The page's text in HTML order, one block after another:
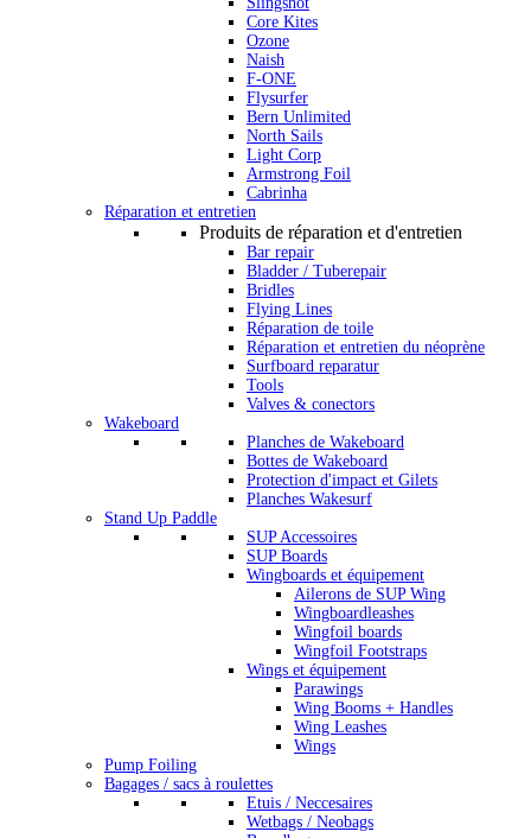
Core Kites
Ozone
Naish
F-ONE
Flysurfer
Bern Unlimited
North Sails
Light Corp
Armstrong Foil
Cabrinha
Réparation et entretien
Produits de réparation et d'entretien
Bar repair
Bladder / Tuberepair
Bridles
Flying Lines
Réparation de toile
Réparation et entretien du néoprène
Surfboard reparatur
Tools
Valves & conectors
Wakeboard
Planches de Wakeboard
Bottes de Wakeboard
Protection d'impact et Gilets
Planches Wakesurf
Stand Up Paddle
SUP Accessoires
SUP Boards
Wingboards et équipement
Ailerons de SUP Wing
Wingboardleashes
Wingfoil boards
Wingfoil Footstraps
Wings et équipement
Parawings
Wing Booms + Handles
Wing Leashes
Wings
Pump Foiling
Bagages / sacs à roulettes
Etuis / Neccesaires
Wetbags / Neobags